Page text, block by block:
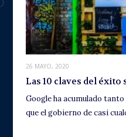
26 MAYO, 2020
Las 10 claves del éxito
Google ha acumulado
que el gobierno de casi